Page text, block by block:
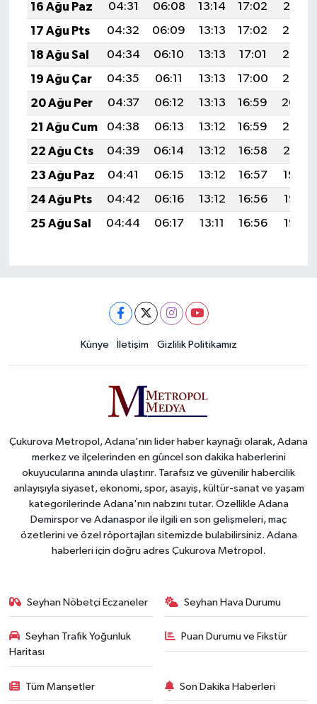
16 Ağu Paz
04:31 06:08 13:14 17:02
20:10
17 Ağu Pts
04:32 06:09 13:13 17:02
20:08
18 Ağu Sal
04:34 06:10 13:13 17:01
20:07
19 Ağu Çar
04:35 06:11 13:13 17:00
20:05
20 Ağu Per
04:37 06:12 13:13 16:59
20:04
21 Ağu Cum
04:38 06:13 13:12 16:59
20:02
22 Ağu Cts
04:39 06:14 13:12 16:58
20:01
23 Ağu Paz
04:41 06:15 13:12 16:57
19:59
24 Ağu Pts
04:42 06:16 13:12 16:56
19:58
25 Ağu Sal
04:44 06:17 13:11 16:56 19:56
Künye İletişim Gizlilik Politikamız
Çukurova Metropol, Adana'nın lider haber kaynağı olarak, Adana
merkez ve ilçelerinden en güncel son dakika haberlerini
okuyucularına anında ulaştırır. Tarafsız ve güvenilir habercilik
anlayışıyla siyaset, ekonomi, spor, asayiş, kültür-sanat ve yaşam
kategorilerinde Adana'nın nabzını tutar. Özellikle Adana
Demirspor ve Adanaspor ile ilgili en son gelişmeleri, maç
özetlerini ve özel röportajları sitemizde bulabilirsiniz. Adana
haberleri için doğru adres Çukurova Metropol.
Seyhan Nöbetçi Eczaneler Seyhan Hava Durumu
Seyhan Trafik Yoğunluk
Haritası
Puan Durumu ve Fikstür
Tüm Manşetler Son Dakika Haberleri